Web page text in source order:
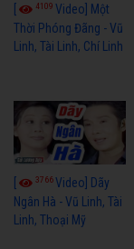
4109 Video] Một
Thời Phóng Đãng - Vũ
Linh, Tài Linh, Chí Linh
3766Video] Dãy
Ngân Hà - Vũ Linh, Tài
Linh, Thoại Mỹ